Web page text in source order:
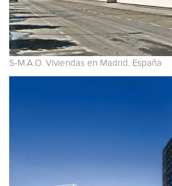
S-M.A.O. Viviendas en Madrid. España